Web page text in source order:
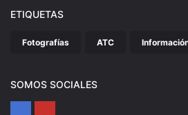
ETIQUETAS
Fotografías ATC
SOMOS SOCIALES